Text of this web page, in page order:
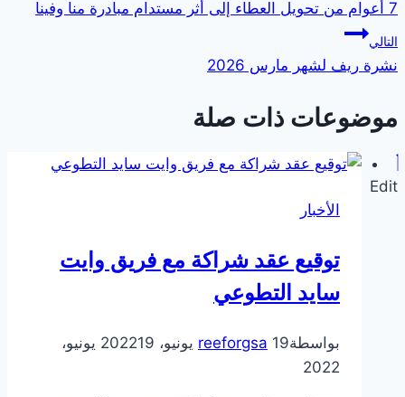
Edit
المقالات
7 أعوام من تحويل العطاء إلى أثر مستدام مبادرة منا وفينا
التالي
نشرة ريف لشهر مارس 2026
موضوعات ذات صلة
الأخبار
توقيع عقد شراكة مع فريق وايت
سايد التطوعي
بواسطة reeforgsa 19 يونيو، 2022
19 يونيو،
2022